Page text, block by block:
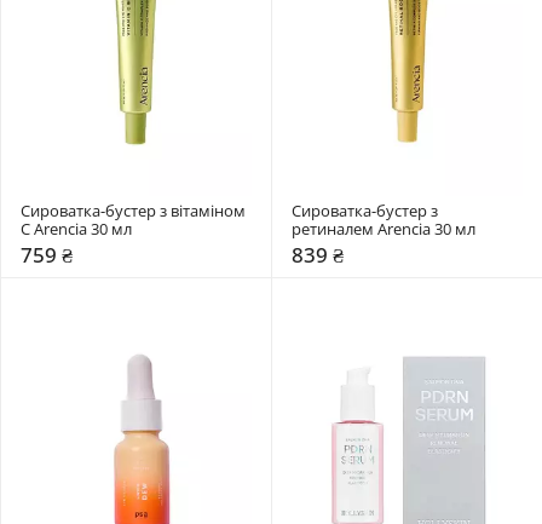
Сироватка-бустер з вітаміном
C Arencia 30 мл
759 ₴
Сироватка-бустер з
ретиналем Arencia 30 мл
839 ₴